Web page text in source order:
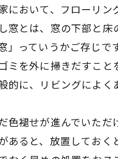
において、フローリン
窓とは、窓の下部と床
」っていうかご存じで
ミを外に掃きだすこと
的に、リビングによ
色褪せが進んでいただ
あると、放置しておく